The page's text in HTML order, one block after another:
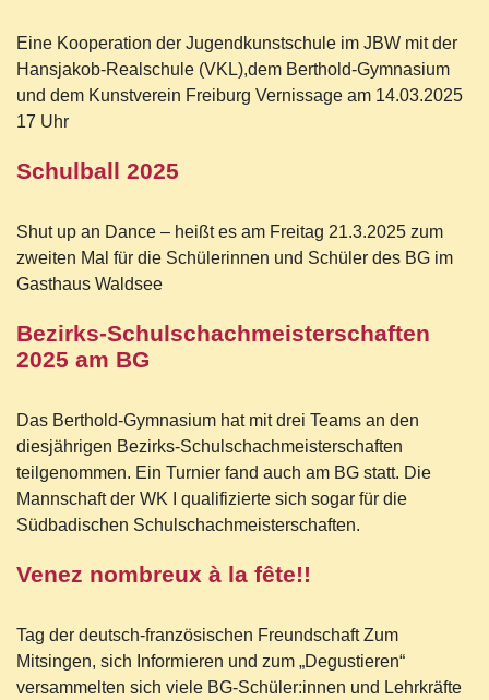
Eine Kooperation der Jugendkunstschule im JBW mit der
Hansjakob-Realschule (VKL),dem Berthold-Gymnasium
und dem Kunstverein Freiburg Vernissage am 14.03.2025
17 Uhr
Schulball 2025
Shut up an Dance – heißt es am Freitag 21.3.2025 zum
zweiten Mal für die Schülerinnen und Schüler des BG im
Gasthaus Waldsee
Bezirks-Schulschachmeisterschaften
2025 am BG
Das Berthold-Gymnasium hat mit drei Teams an den
diesjährigen Bezirks-Schulschachmeisterschaften
teilgenommen. Ein Turnier fand auch am BG statt. Die
Mannschaft der WK I qualifizierte sich sogar für die
Südbadischen Schulschachmeisterschaften.
Venez nombreux à la fête!!
Tag der deutsch-französischen Freundschaft Zum
Mitsingen, sich Informieren und zum „Degustieren“
versammelten sich viele BG-Schüler:innen und Lehrkräfte